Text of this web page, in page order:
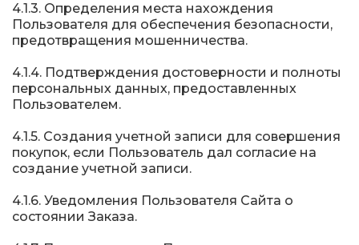
4.1.3. Определения места нахождения
Пользователя для обеспечения безопасности,
предотвращения мошенничества.
4.1.4. Подтверждения достоверности и полноты
персональных данных, предоставленных
Пользователем.
4.1.5. Создания учетной записи для совершения
покупок, если Пользователь дал согласие на
создание учетной записи.
4.1.6. Уведомления Пользователя Сайта о
состоянии Заказа.